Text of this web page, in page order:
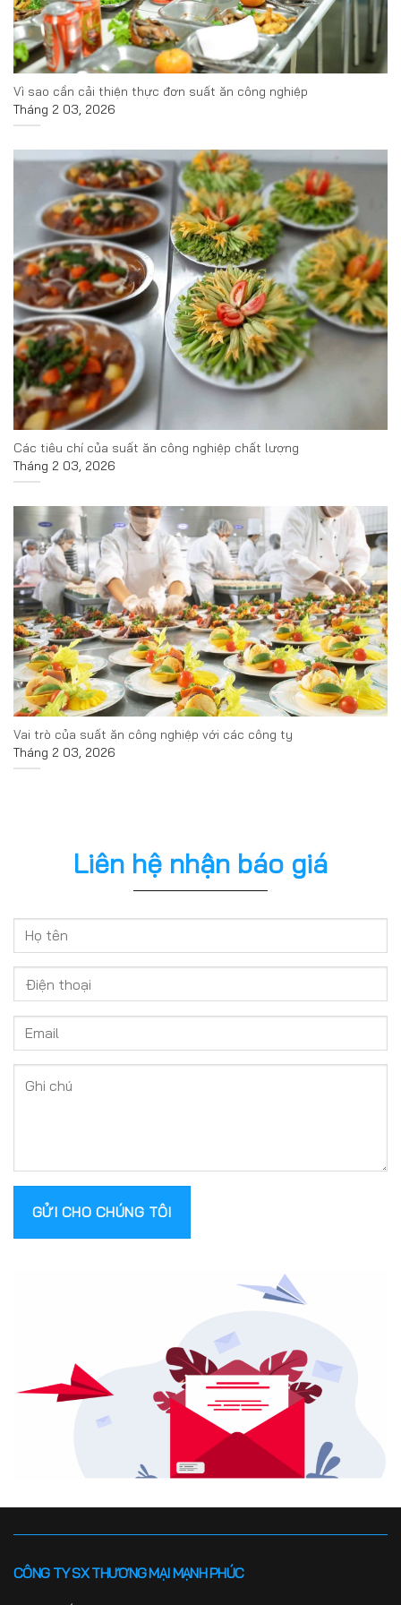
Vì sao cần cải thiện thực đơn suất ăn công nghiệp
Tháng 2 03, 2026
Các tiêu chí của suất ăn công nghiệp chất lượng
Tháng 2 03, 2026
Vai trò của suất ăn công nghiệp với các công ty
Tháng 2 03, 2026
Liên hệ nhận báo giá
CÔNG TY SX THƯƠNG MẠI MẠNH PHÚC